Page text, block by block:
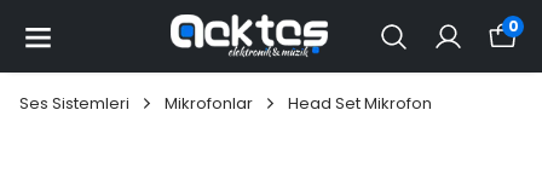
0
Ses Sistemleri Mikrofonlar Head Set Mikrofon